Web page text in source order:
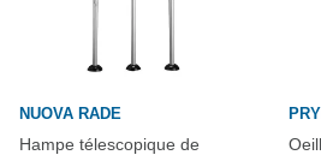
NUOVA RADE
Hampe télescopique de